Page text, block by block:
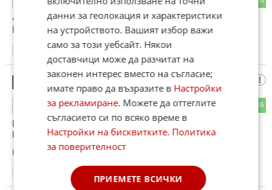
«Работайте, братья!».
Владимир Путин
06.06.2026
Ха ха ха
46
ОТГОВОР
Руснаците уж са свалили дроновете, а всичко гори.
Видеоклипове в нета колкото искаш.
Коментиран от#15
06.06.2026
данни за геолокация и характеристики
на устройството. Вашият избор важи
само за този уебсайт. Някои
доставчици може да разчитат на
законен интерес вместо на съгласие;
имате право да възразите в Настройки
за рекламиране. Можете да оттеглите
съгласието си по всяко време в
Настройки на бисквитките. Политика
за поверителност
ПРИЕМЕТЕ ВСИЧКИ